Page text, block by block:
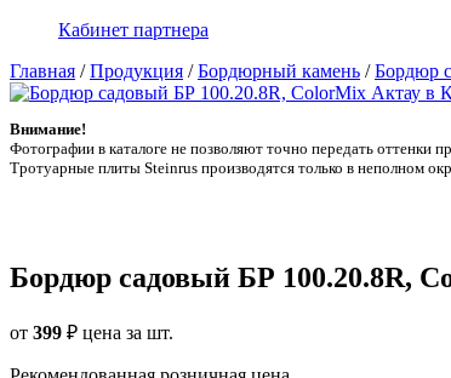
Кабинет партнера
Главная /Продукция /Бордюрный камень /Бордюр
Внимание!
Фотографии в каталоге не позволяют точно передать оттенки
Тротуарные плиты Steinrus производятся только в неполном
Бордюр садовый БР 100.20.8R,
от 399 ₽ цена за шт.